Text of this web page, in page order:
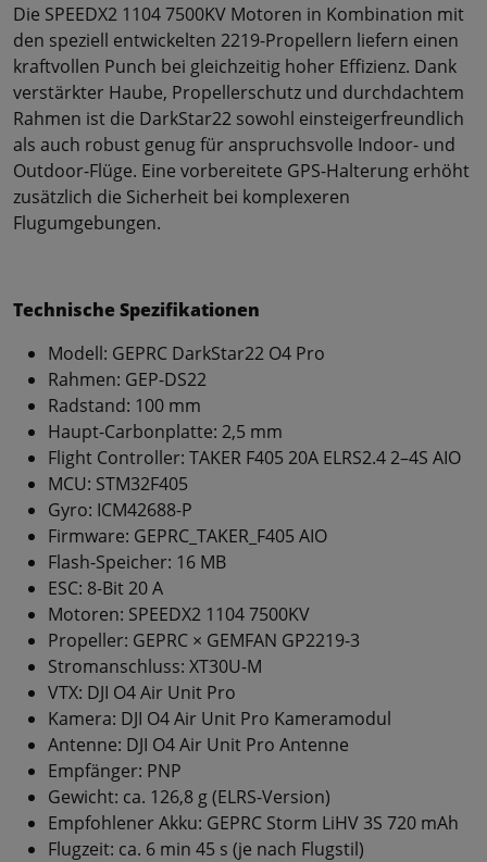
Die SPEEDX2 1104 7500KV Motoren in Kombination mit
den speziell entwickelten 2219-Propellern liefern einen
kraftvollen Punch bei gleichzeitig hoher Effizienz. Dank
verstärkter Haube, Propellerschutz und durchdachtem
Rahmen ist die DarkStar22 sowohl einsteigerfreundlich
als auch robust genug für anspruchsvolle Indoor- und
Outdoor-Flüge. Eine vorbereitete GPS-Halterung erhöht
zusätzlich die Sicherheit bei komplexeren
Flugumgebungen.
Technische Spezifikationen
Modell: GEPRC DarkStar22 O4 Pro
Rahmen: GEP-DS22
Radstand: 100 mm
Haupt-Carbonplatte: 2,5 mm
Flight Controller: TAKER F405 20A ELRS2.4 2–4S AIO
MCU: STM32F405
Gyro: ICM42688-P
Firmware: GEPRC_TAKER_F405 AIO
Flash-Speicher: 16 MB
ESC: 8-Bit 20 A
Motoren: SPEEDX2 1104 7500KV
Propeller: GEPRC × GEMFAN GP2219-3
Stromanschluss: XT30U-M
VTX: DJI O4 Air Unit Pro
Kamera: DJI O4 Air Unit Pro Kameramodul
Antenne: DJI O4 Air Unit Pro Antenne
Empfänger: PNP
Gewicht: ca. 126,8 g (ELRS-Version)
Empfohlener Akku: GEPRC Storm LiHV 3S 720 mAh
Flugzeit: ca. 6 min 45 s (je nach Flugstil)